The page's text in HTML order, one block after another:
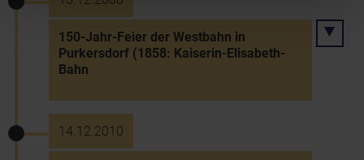
150-Jahr-Feier der Westbahn in
Purkersdorf (1858: Kaiserin-Elisabeth-
Bahn
14.12.2010